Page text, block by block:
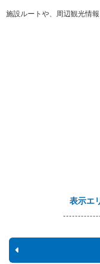
施設ルートや、周辺観光情
表示エ